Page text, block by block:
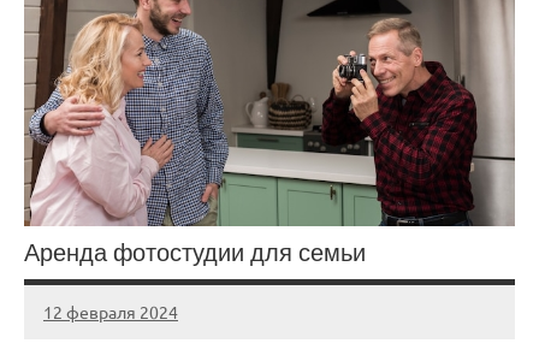
Аренда фотостудии для семьи
12 февраля 2024
Avtor
Нет